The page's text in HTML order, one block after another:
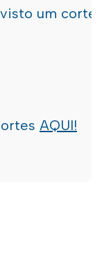
um corte
AQUI!